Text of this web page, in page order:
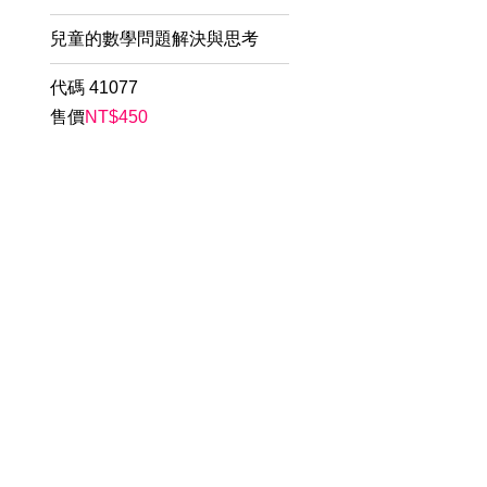
兒童的數學問題解決與思考
代碼 41077
售價NT$450